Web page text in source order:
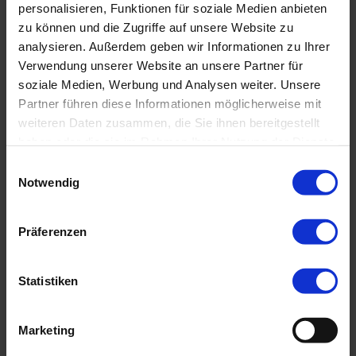
personalisieren, Funktionen für soziale Medien anbieten
zu können und die Zugriffe auf unsere Website zu
analysieren. Außerdem geben wir Informationen zu Ihrer
Verwendung unserer Website an unsere Partner für
soziale Medien, Werbung und Analysen weiter. Unsere
Partner führen diese Informationen möglicherweise mit
weiteren Daten zusammen, die Sie ihnen bereitgestellt
Notwendig
Präferenzen
Statistiken
Marketing
Thomas zeigt sich begeistert: „Ich freue mich,
mit den flexiblen Cloud-Plattformlösungen von
PROXORA der Compliance Community
innovative und zuverlässige Tools, wie auch
zum Thema LkSG, anbieten zu können. Das
bekannt hohe Kundenzufriedenheit haben
Qualität spricht sich rum‘, bin ich sicher, dass
sich viele weitere Unternehmen der PROXORA
Nutzer-Community anschließen werden.“
Über PROXORA